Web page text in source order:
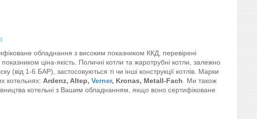
обладнання з високим показником ККД, перевірені
ціна-якість. Поличні котли та жаротрубні котли, залежно
(від 1-6 БАР), застосовуються ті чи інші конструкції котлів. Марки
котельнях: Ardenz, Altep, Verner, Kronas, Metall-Fach. Ми також
котельні з Вашим обладнанням, якщо воно сертифіковане